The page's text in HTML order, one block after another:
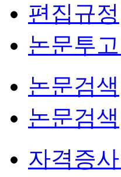
편집규정
논문투
논문검색
논문검색
자격증